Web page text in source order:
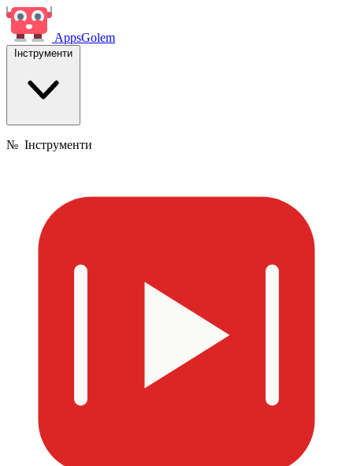
AppsGolem
Інструменти
№ Інструменти